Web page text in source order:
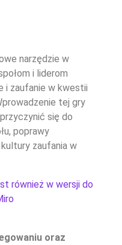
narzędzie w
i liderom
i zaufanie w kwestii
tej gry
się do
poprawy
zaufania w
również w wersji do
oraz